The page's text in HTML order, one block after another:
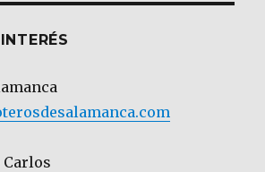
Carlos